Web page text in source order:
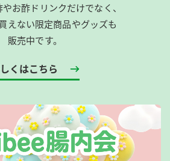
お酢ドリンクだけでなく、
えない限定商品やグッズも
販売中です。
くはこちら